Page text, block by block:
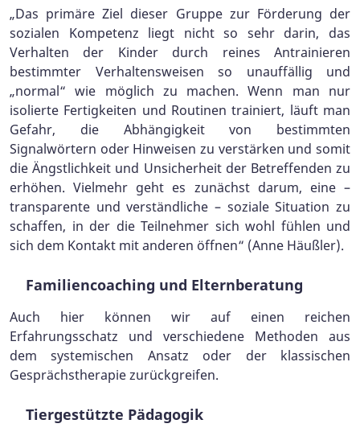
„Das primäre Ziel dieser Gruppe zur Förderung der
sozialen Kompetenz liegt nicht so sehr darin, das
Verhalten der Kinder durch reines Antrainieren
bestimmter Verhaltensweisen so unauffällig und
„normal“ wie möglich zu machen. Wenn man nur
isolierte Fertigkeiten und Routinen trainiert, läuft man
Gefahr, die Abhängigkeit von bestimmten
Signalwörtern oder Hinweisen zu verstärken und somit
die Ängstlichkeit und Unsicherheit der Betreffenden zu
erhöhen. Vielmehr geht es zunächst darum, eine –
transparente und verständliche – soziale Situation zu
schaffen, in der die Teilnehmer sich wohl fühlen und
sich dem Kontakt mit anderen öffnen“ (Anne Häußler).
Familiencoaching und Elternberatung
Auch hier können wir auf einen reichen
Erfahrungsschatz und verschiedene Methoden aus
dem systemischen Ansatz oder der klassischen
Gesprächstherapie zurückgreifen.
Tiergestützte Pädagogik